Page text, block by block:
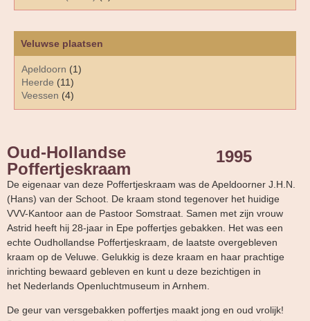
Veluwse plaatsen
Apeldoorn (1)
Heerde (11)
Veessen (4)
Oud-Hollandse
Poffertjeskraam
1995
De eigenaar van deze Poffertjeskraam was de Apeldoorner J.H.N.
(Hans) van der Schoot. De kraam stond tegenover het huidige
VVV-Kantoor aan de Pastoor Somstraat. Samen met zijn vrouw
Astrid heeft hij 28-jaar in Epe poffertjes gebakken. Het was een
echte Oudhollandse Poffertjeskraam, de laatste overgebleven
kraam op de Veluwe. Gelukkig is deze kraam en haar prachtige
inrichting bewaard gebleven en kunt u deze bezichtigen in
het Nederlands Openluchtmuseum in Arnhem.
De geur van versgebakken poffertjes maakt jong en oud vrolijk!